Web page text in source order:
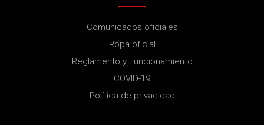
Comunicados oficiales
Ropa oficial
Reglamento y Funcionamiento
COVID-19
Política de privacidad